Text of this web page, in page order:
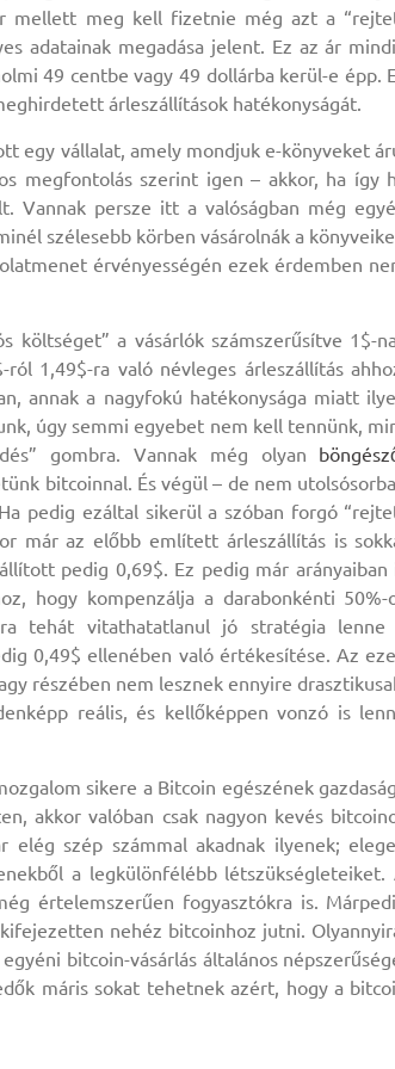
mellett meg kell fizetnie még azt a
adatainak megadása jelent. Ez az ár
49 centbe vagy 49 dollárba kerül-e épp.
árleszállítások hatékonyságát.
egy vállalat, amely mondjuk e-könyveket
megfontolás szerint igen – akkor, ha így
Vannak persze itt a valóságban még
szélesebb körben vásárolnák a
érvényességén ezek érdemben
a vásárlók számszerűsítve 1$-
1,49$-ra való névleges árleszállítás
annak a nagyfokú hatékonysága miatt
úgy semmi egyebet nem kell tennünk,
gombra. Vannak még olyan
bitcoinnal. És végül – de nem
pedig ezáltal sikerül a szóban forgó
már az előbb említett árleszállítás is
pedig 0,69$. Ez pedig már arányaiban
hogy kompenzálja a darabonkénti 50%-
tehát vitathatatlanul jó stratégia lenne
0,49$ ellenében való értékesítése. Az
részében nem lesznek ennyire
reális, és kellőképpen vonzó is
sikere a Bitcoin egészének
akkor valóban csak nagyon kevés
szép számmal akadnak ilyenek;
a legkülönfélébb létszükségleteiket.
értelemszerűen fogyasztókra is.
nehéz bitcoinhoz jutni.
bitcoin-vásárlás általános
máris sokat tehetnek azért, hogy a